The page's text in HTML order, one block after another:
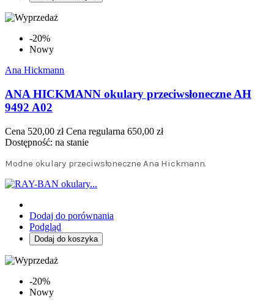
-20%
Nowy
Ana Hickmann
ANA HICKMANN okulary przeciwsłoneczne AH
9492 A02
Cena 520,00 zł Cena regularna 650,00 zł
Dostępność: na stanie
Modne okulary przeciwsłoneczne Ana Hickmann.
Dodaj do porównania
Podgląd
Dodaj do koszyka
-20%
Nowy